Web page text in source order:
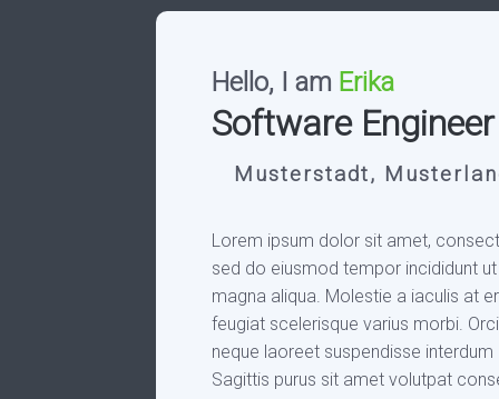
Hello, I am Erika
Software
Musterstadt,
Lorem ipsum dolor sit amet,
sed do eiusmod tempor incididunt
magna aliqua. Molestie a iaculis at
feugiat scelerisque varius morbi.
neque laoreet suspendisse
Sagittis purus sit amet volutpat